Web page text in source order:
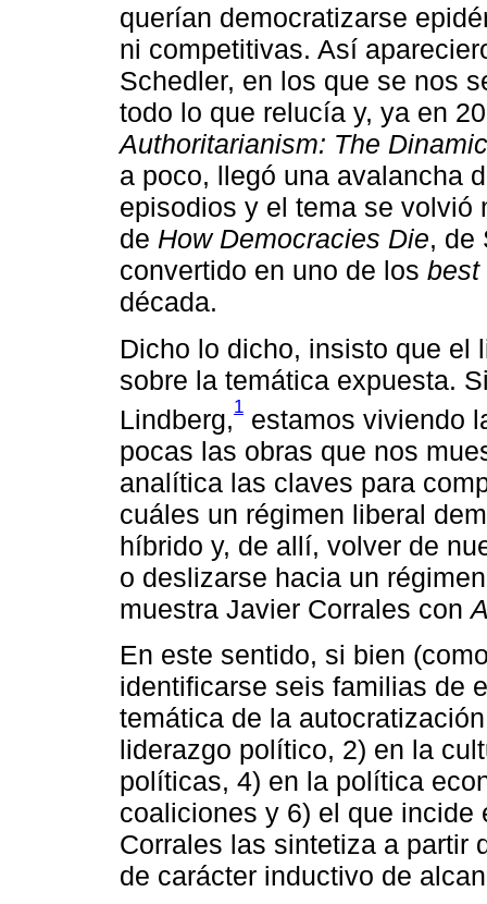
querían democratizarse
ni competitivas. Así
Schedler, en los que se nos
todo lo que relucía y, ya en
Authoritarianism: The
a poco, llegó una avalancha
episodios y el tema se volvió
de How Democracies Die, de
convertido en uno de los best
década.
Dicho lo dicho, insisto que el
sobre la temática expuesta.
Lindberg,1 estamos viviendo
pocas las obras que nos
analítica las claves para
cuáles un régimen liberal
híbrido y, de allí, volver de
o deslizarse hacia un
muestra Javier Corrales con
En este sentido, si bien
identificarse seis familias de
temática de la
liderazgo político, 2) en la
políticas, 4) en la política
coaliciones y 6) el que
Corrales las sintetiza a partir
de carácter inductivo de